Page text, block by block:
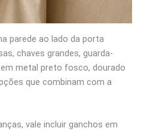
parede ao lado da porta
chaves grandes, guarda-
metal preto fosco, dourado
que combinam com a
vale incluir ganchos em